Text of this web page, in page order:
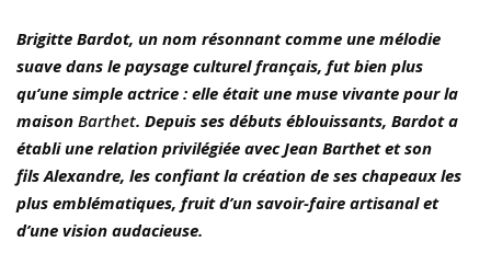
Brigitte Bardot, un nom résonnant comme une mélodie
suave dans le paysage culturel français, fut bien plus
qu’une simple actrice : elle était une muse vivante pour la
maison Barthet. Depuis ses débuts éblouissants, Bardot a
établi une relation privilégiée avec Jean Barthet et son
fils Alexandre, les confiant la création de ses chapeaux les
plus emblématiques, fruit d’un savoir-faire artisanal et
d’une vision audacieuse.